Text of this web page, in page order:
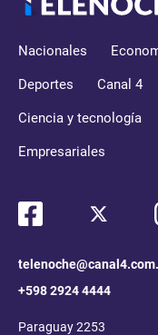
Nacionales
Deportes Canal 4
Ciencia y tecnología
Empresariales
+598 2924 4444
Paraguay 2253